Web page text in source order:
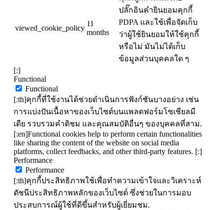
viewed_cookie_policy
11
months
ปลั๊กอินคำยินยอมคุกกี้
PDPA และใช้เพื่อจัดเก็บ
ว่าผู้ใช้ยินยอมให้ใช้คุกกี้
หรือไม่ มันไม่ได้เก็บ
ข้อมูลส่วนบุคคลใด ๆ
[:]
Functional
Functional
[:th]คุกกี้ที่ใช้งานได้ช่วยดำเนินการฟังก์ชันบางอย่าง เช่น
การแบ่งปันเนื้อหาของเว็บไซต์บนแพลตฟอร์มโซเชียลมี
เดีย รวบรวมคำติชม และคุณสมบัติอื่นๆ ของบุคคลที่สาม.
[:en]Functional cookies help to perform certain functionalities
like sharing the content of the website on social media
platforms, collect feedbacks, and other third-party features. [:]
Performance
Performance
[:th]คุกกี้ประสิทธิภาพใช้เพื่อทำความเข้าใจและวิเคราะห์
ดัชนีประสิทธิภาพหลักของเว็บไซต์ ซึ่งช่วยในการมอบ
ประสบการณ์ผู้ใช้ที่ดีขึ้นสำหรับผู้เยี่ยมชม.